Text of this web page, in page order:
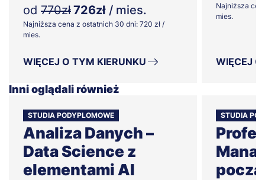
od 770zł726zł / mies.
Najniższa cena z ostatnich 30 dni: 720 zł /
mies.
WIĘCEJ O TYM KIERUNKU
Najniższa
mies.
WIĘCEJ
Inni oglądali również
STUDIA PODYPLOMOWE
Analiza Danych –
Data Science z
elementami AI
STUDIA